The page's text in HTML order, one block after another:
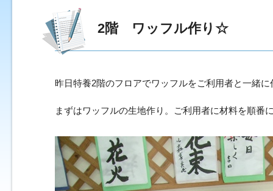
2階 ワッフル作り☆
昨日特養2階のフロアでワッフルをご利用者と一緒に
まずはワッフルの生地作り。ご利用者に材料を順番